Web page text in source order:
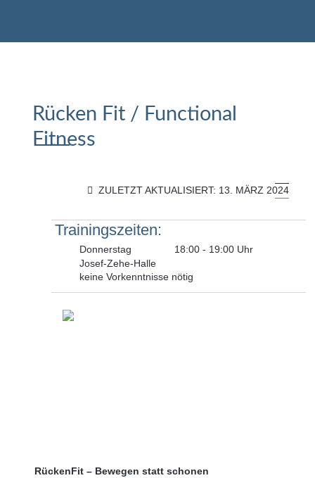
Rücken Fit / Functional
Fitness
ZULETZT AKTUALISIERT: 13. MÄRZ 2024
Donnerstag
18:00 - 19:00 Uhr
Josef-Zehe-Halle
keine Vorkenntnisse nötig
RückenFit – Bewegen statt schonen